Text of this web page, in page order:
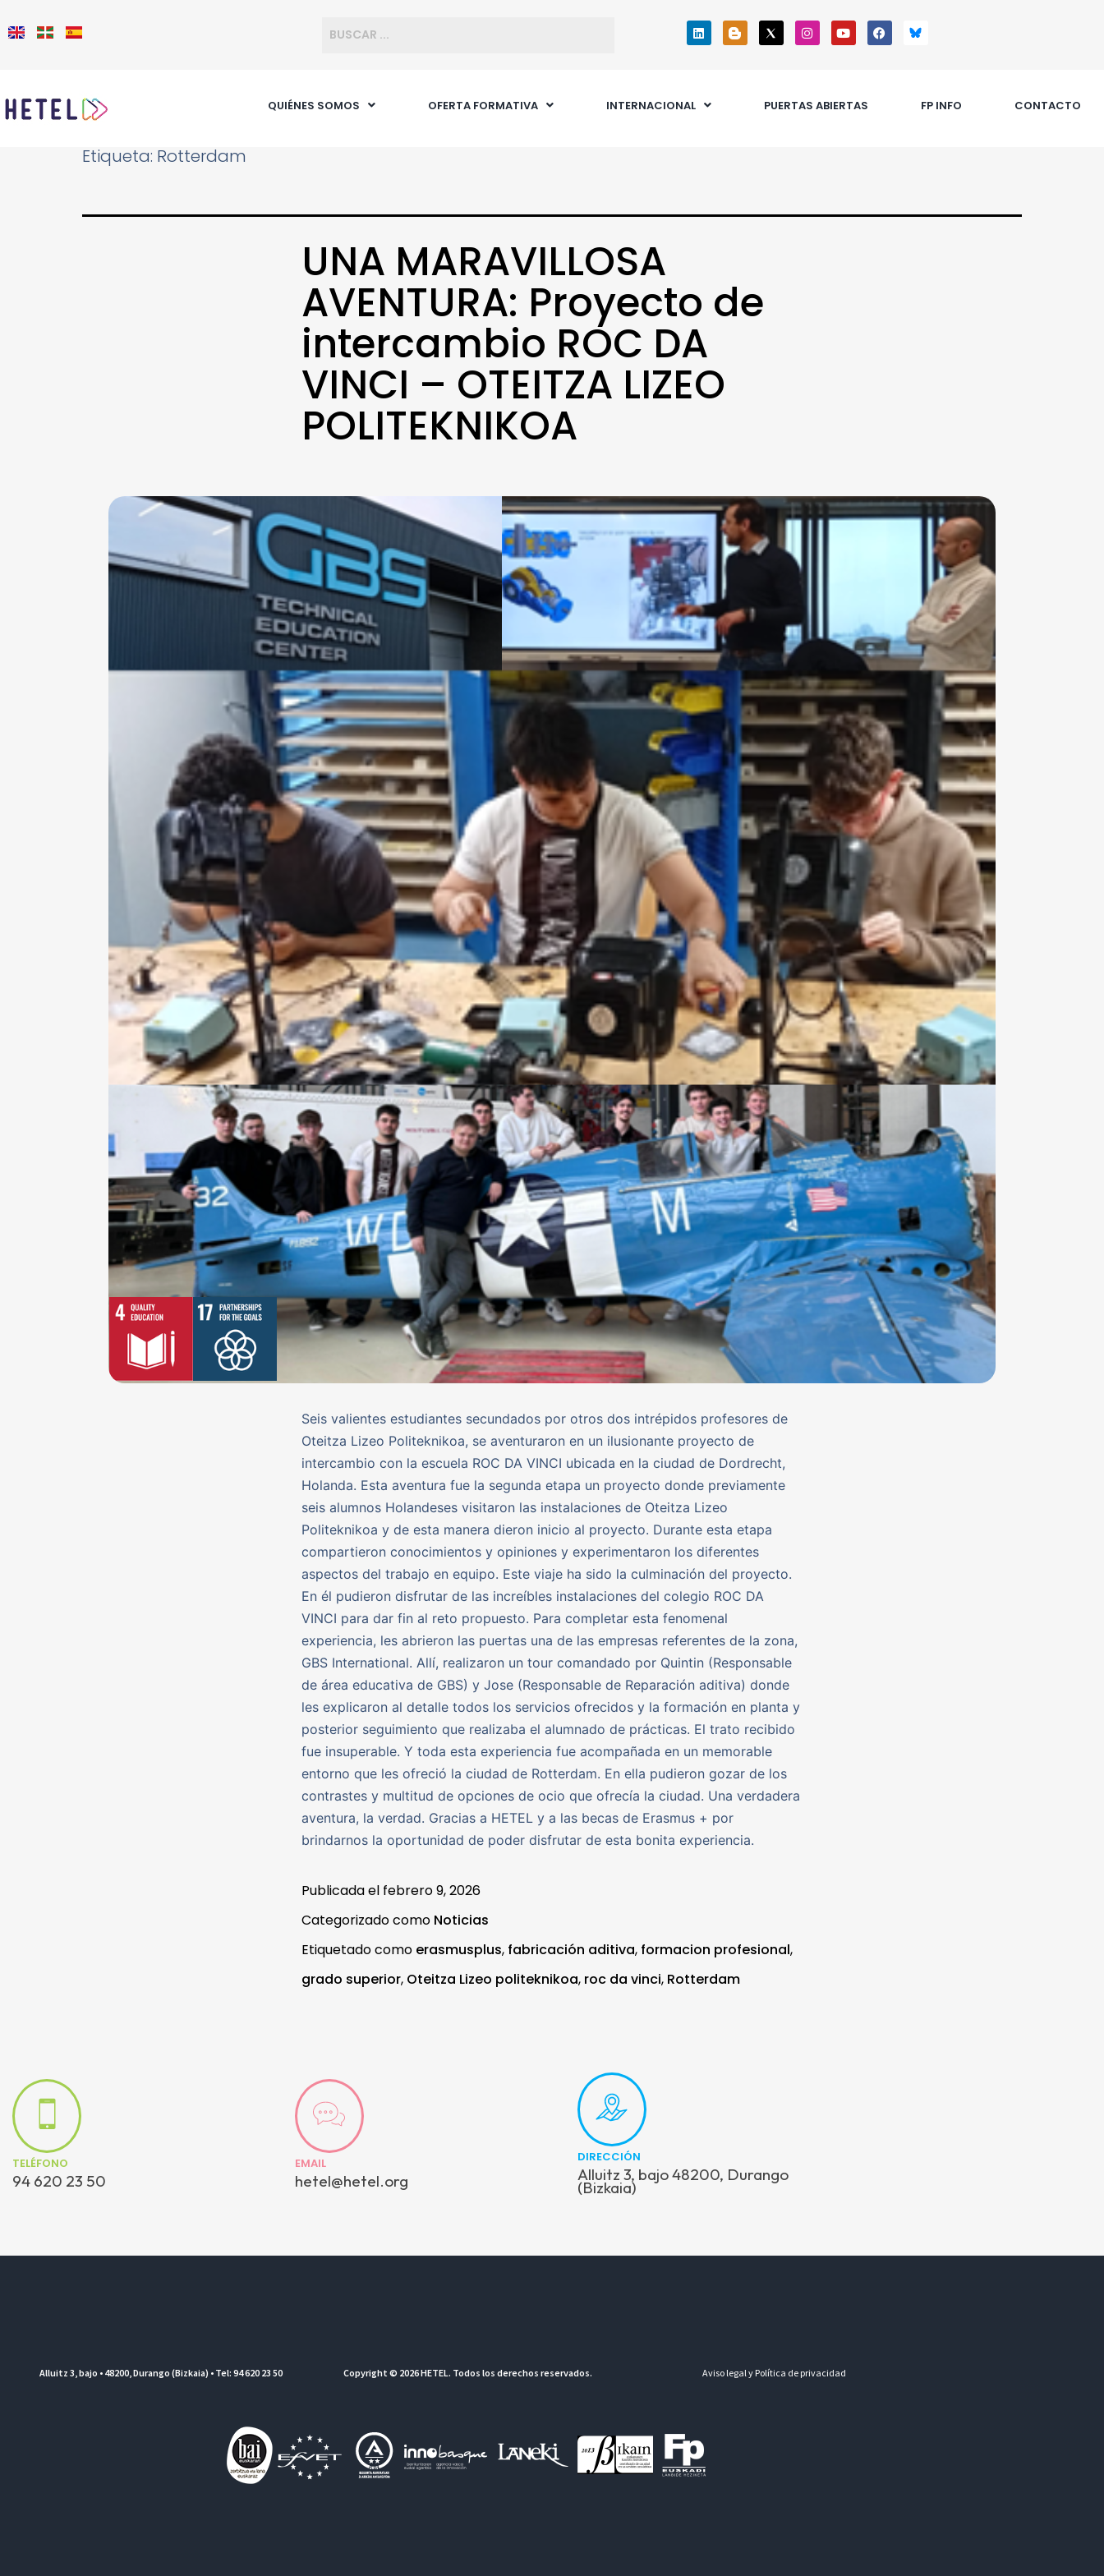
QUIÉNES SOMOS OFERTA FORMATIVA INTERNACIONAL PUERTAS ABIERTAS FP INFO CONTACTO
Etiqueta: Rotterdam
UNA MARAVILLOSA
AVENTURA: Proyecto de
intercambio ROC DA
VINCI – OTEITZA LIZEO
POLITEKNIKOA
Seis valientes estudiantes secundados por otros dos intrépidos profesores de
Oteitza Lizeo Politeknikoa, se aventuraron en un ilusionante proyecto de
intercambio con la escuela ROC DA VINCI ubicada en la ciudad de Dordrecht,
Holanda. Esta aventura fue la segunda etapa un proyecto donde previamente
seis alumnos Holandeses visitaron las instalaciones de Oteitza Lizeo
Politeknikoa y de esta manera dieron inicio al proyecto. Durante esta etapa
compartieron conocimientos y opiniones y experimentaron los diferentes
aspectos del trabajo en equipo. Este viaje ha sido la culminación del proyecto.
En él pudieron disfrutar de las increíbles instalaciones del colegio ROC DA
VINCI para dar fin al reto propuesto. Para completar esta fenomenal
experiencia, les abrieron las puertas una de las empresas referentes de la zona,
GBS International. Allí, realizaron un tour comandado por Quintin (Responsable
de área educativa de GBS) y Jose (Responsable de Reparación aditiva) donde
les explicaron al detalle todos los servicios ofrecidos y la formación en planta y
posterior seguimiento que realizaba el alumnado de prácticas. El trato recibido
fue insuperable. Y toda esta experiencia fue acompañada en un memorable
entorno que les ofreció la ciudad de Rotterdam. En ella pudieron gozar de los
contrastes y multitud de opciones de ocio que ofrecía la ciudad. Una verdadera
aventura, la verdad. Gracias a HETEL y a las becas de Erasmus + por
brindarnos la oportunidad de poder disfrutar de esta bonita experiencia.
Publicada el febrero 9, 2026
Categorizado como Noticias
Etiquetado como erasmusplus, fabricación aditiva, formacion profesional,
grado superior, Oteitza Lizeo politeknikoa, roc da vinci, Rotterdam
TELÉFONO
94 620 23 50
EMAIL
hetel@hetel.org
DIRECCIÓN
Alluitz 3, bajo 48200, Durango
(Bizkaia)
Alluitz 3, bajo • 48200, Durango (Bizkaia) • Tel: 94 620 23 50 Copyright © 2026 HETEL. Todos los derechos reservados. Aviso legal y Política de privacidad